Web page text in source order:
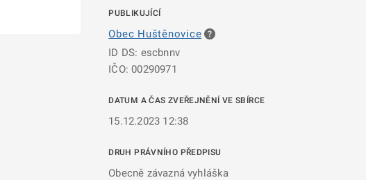
PUBLIKUJÍCÍ
Obec Huštěnovice
ID DS: escbnnv
IČO: 00290971
DATUM A ČAS ZVEŘEJNĚNÍ VE SBÍRCE
15.12.2023 12:38
DRUH PRÁVNÍHO PŘEDPISU
Obecně závazná vyhláška